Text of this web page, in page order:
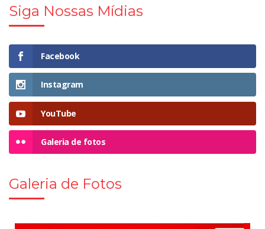
Siga Nossas Mídias
Facebook
Instagram
YouTube
Galeria de fotos
Galeria de Fotos